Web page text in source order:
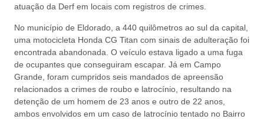
atuação da Derf em locais com registros de crimes.
No município de Eldorado, a 440 quilômetros ao sul da capital,
uma motocicleta Honda CG Titan com sinais de adulteração foi
encontrada abandonada. O veículo estava ligado a uma fuga
de ocupantes que conseguiram escapar. Já em Campo
Grande, foram cumpridos seis mandados de apreensão
relacionados a crimes de roubo e latrocínio, resultando na
detenção de um homem de 23 anos e outro de 22 anos,
ambos envolvidos em um caso de latrocínio tentado no Bairro